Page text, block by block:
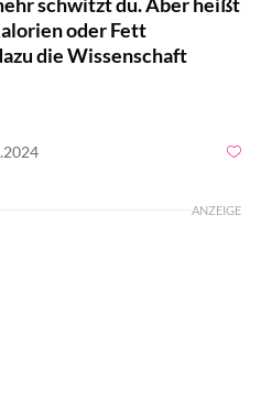
oder Fett
die Wissenschaft
ANZEIGE